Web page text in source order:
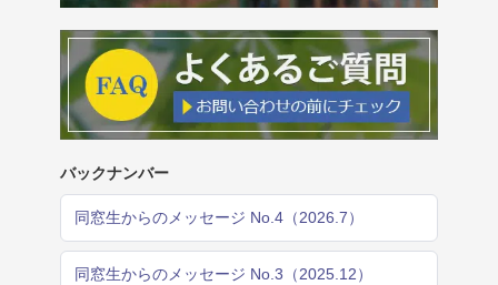
バックナンバー
同窓生からのメッセージ No.4（2026.7）
同窓生からのメッセージ No.3（2025.12）